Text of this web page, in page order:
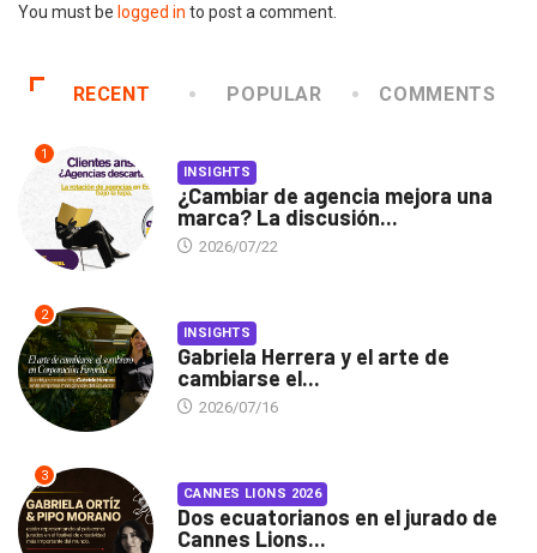
You must be logged in to post a comment.
RECENT POPULAR COMMENTS
1
INSIGHTS
¿Cambiar de agencia mejora una
marca? La discusión...
2026/07/22
2
INSIGHTS
Gabriela Herrera y el arte de
cambiarse el...
2026/07/16
3
CANNES LIONS 2026
Dos ecuatorianos en el jurado de
Cannes Lions...